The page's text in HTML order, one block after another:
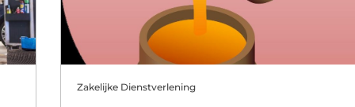
Zakelijke Dienstverlening